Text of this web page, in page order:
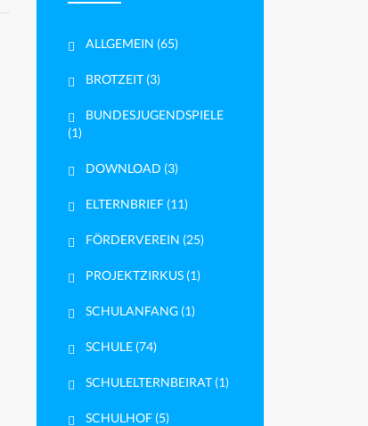
ALLGEMEIN (65)
BROTZEIT (3)
BUNDESJUGENDSPIELE
(1)
DOWNLOAD (3)
ELTERNBRIEF (11)
FÖRDERVEREIN (25)
PROJEKTZIRKUS (1)
SCHULANFANG (1)
SCHULE (74)
SCHULELTERNBEIRAT (1)
SCHULHOF (5)